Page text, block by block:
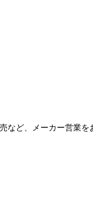
など、メーカー営業を